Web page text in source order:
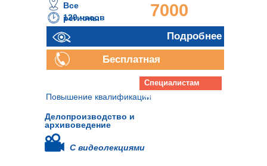
120 часов
7000
руб.
Все
регионы
Подробнее
Бесплатная
консультация
Делопроизводство и
архивоведение
Повышение квалификации
С видеолекциями
Специалистам
архива